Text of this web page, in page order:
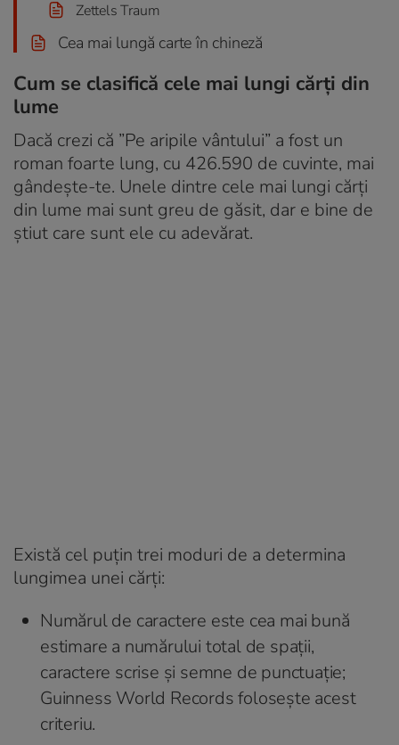
Zettels Traum
Cea mai lungă carte în chineză
Cum se clasifică cele mai lungi cărți din
lume
Dacă crezi că ”Pe aripile vântului” a fost un
roman foarte lung, cu 426.590 de cuvinte, mai
gândește-te. Unele dintre cele mai lungi cărți
din lume mai sunt greu de găsit, dar e bine de
știut care sunt ele cu adevărat.
Există cel puțin trei moduri de a determina
lungimea unei cărți:
Numărul de caractere este cea mai bună
estimare a numărului total de spații,
caractere scrise și semne de punctuație;
Guinness World Records folosește acest
criteriu.